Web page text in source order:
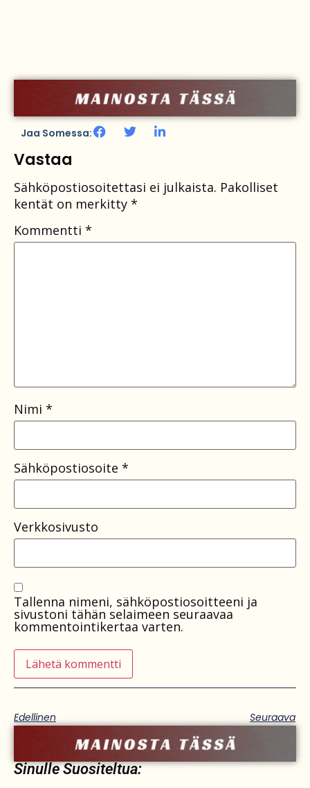
Jaa Somessa:
Vastaa
Sähköpostiosoitettasi ei julkaista. Pakolliset
kentät on merkitty *
Kommentti *
Nimi *
Sähköpostiosoite *
Verkkosivusto
Tallenna nimeni, sähköpostiosoitteeni ja
sivustoni tähän selaimeen seuraavaa
kommentointikertaa varten.
Edellinen Seuraava
Sinulle Suositeltua: